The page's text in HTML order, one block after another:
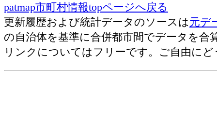
耕種産出額・小計[千万円](2006)
農業産出額・総計[千万円](2006)
野菜産出額[千万円](2006)
売上(収入)金額[百万円](2012)
patmap市町村情報topページへ戻る
更新履歴および統計データのソースは元デ
の自治体を基準に合併都市間でデータを合
リンクについてはフリーです。ご自由にど